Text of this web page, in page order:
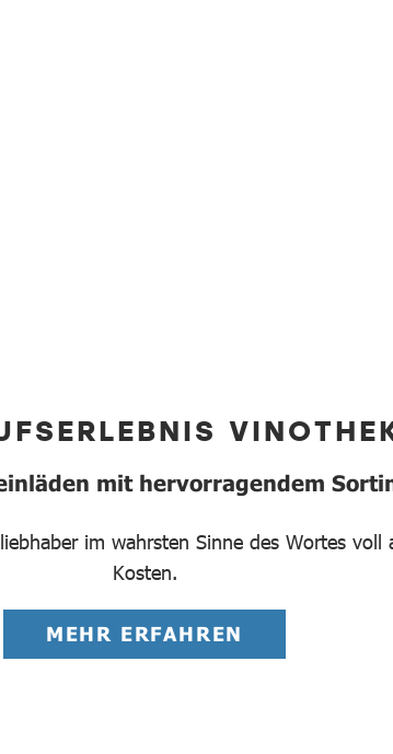
mit hervorragendem
im wahrsten Sinne des Wortes voll
Kosten.
MEHR ERFAHREN